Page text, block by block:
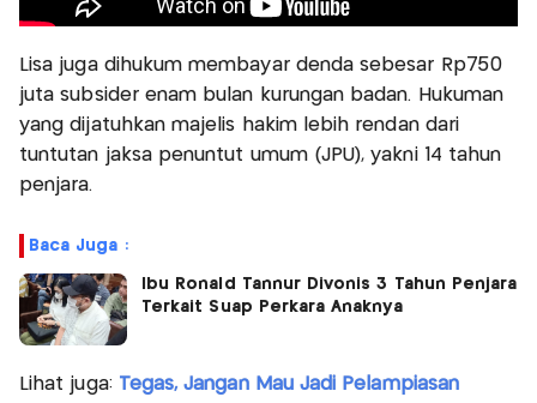
Lisa juga dihukum membayar denda sebesar Rp750
juta subsider enam bulan kurungan badan. Hukuman
yang dijatuhkan majelis hakim lebih rendan dari
tuntutan jaksa penuntut umum (JPU), yakni 14 tahun
penjara.
Baca Juga :
Ibu Ronald Tannur Divonis 3 Tahun Penjara
Terkait Suap Perkara Anaknya
Lihat juga: Tegas, Jangan Mau Jadi Pelampiasan